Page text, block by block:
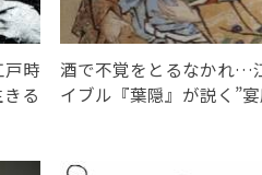
戸時
る
酒で不覚をとるなかれ…
イブル『葉隠』が説く”